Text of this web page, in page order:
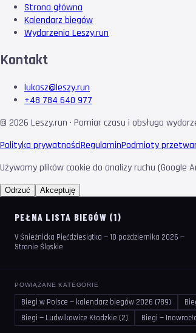
Strona główna
Kalendarz biegów
Wydarzenia Leszy.run
Kontakt
lukasz@leszy.run
+48 784 640 977
© 2026 Leszy.run · Pomiar czasu i obsługa
Polityka prywatnościRegulaminPodmioty
Używamy plików cookie do analizy ruchu (Google
Odrzuć Akceptuję
PEŁNA LISTA BIEGÓW (1)
V Śnieżnicka Pięćdziesiątka — 10 października 2026 —
Stronie Śląskie
POWIĄZANE KATEGORIE
Biegi w Polsce — kalendarz biegów 2026 (789)
Biegi — Ludwikowice Kłodzkie (2)
Biegi —